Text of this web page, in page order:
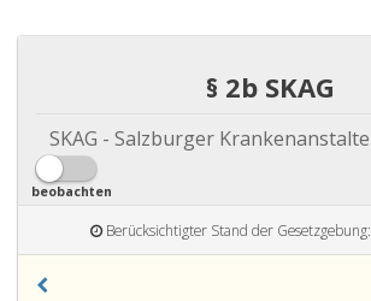
§ 2b SKAG
SKAG - Salzburger
beobachten
Berücksichtigter Stand der